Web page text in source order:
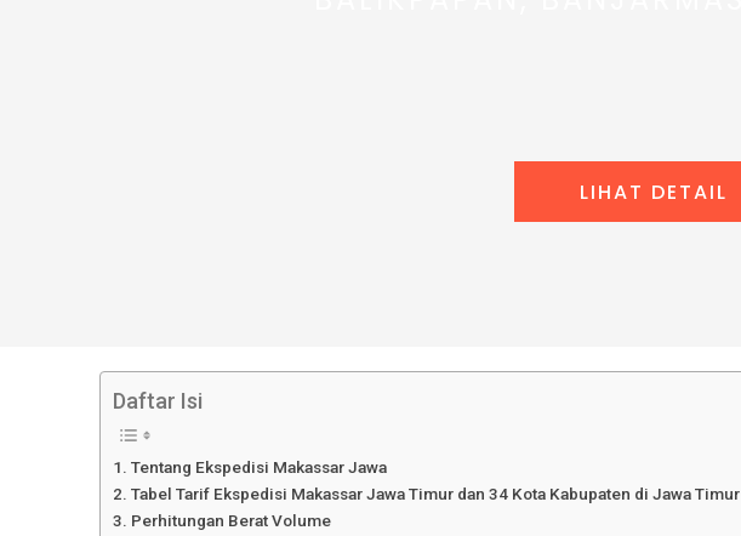
LIHAT DETAIL
Daftar Isi
Tentang Ekspedisi Makassar Jawa
Tabel Tarif Ekspedisi Makassar Jawa Timur dan 34 Kota Kabupaten di Jawa Timur
Perhitungan Berat Volume